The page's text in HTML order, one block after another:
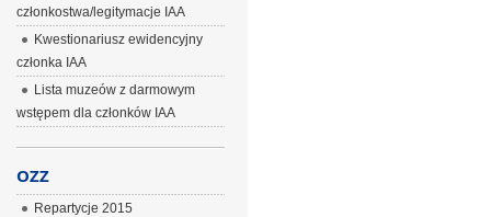
członkostwa/legitymacje IAA
Kwestionariusz ewidencyjny
członka IAA
Lista muzeów z darmowym
wstępem dla członków IAA
OZZ
Repartycje 2015